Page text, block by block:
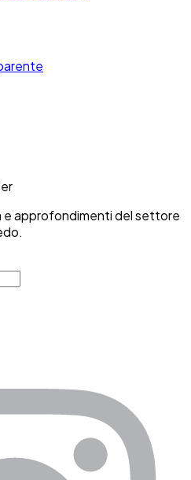
e approfondimenti del settore